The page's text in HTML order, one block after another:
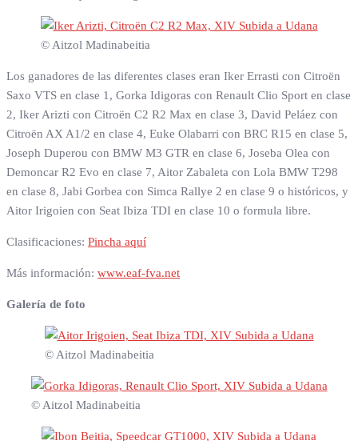
© Aitzol Madinabeitia
Los ganadores de las diferentes clases eran Iker Errasti con Citroën
Saxo VTS en clase 1, Gorka Idigoras con Renault Clio Sport en clase
2, Iker Arizti con Citroën C2 R2 Max en clase 3, David Peláez con
Citroën AX A1/2 en clase 4, Euke Olabarri con BRC R15 en clase 5,
Joseph Duperou con BMW M3 GTR en clase 6, Joseba Olea con
Demoncar R2 Evo en clase 7, Aitor Zabaleta con Lola BMW T298
en clase 8, Jabi Gorbea con Simca Rallye 2 en clase 9 o históricos, y
Aitor Irigoien con Seat Ibiza TDI en clase 10 o formula libre.
Clasificaciones: Pincha aquí
Más información: www.eaf-fva.net
Galería de foto
© Aitzol Madinabeitia
© Aitzol Madinabeitia